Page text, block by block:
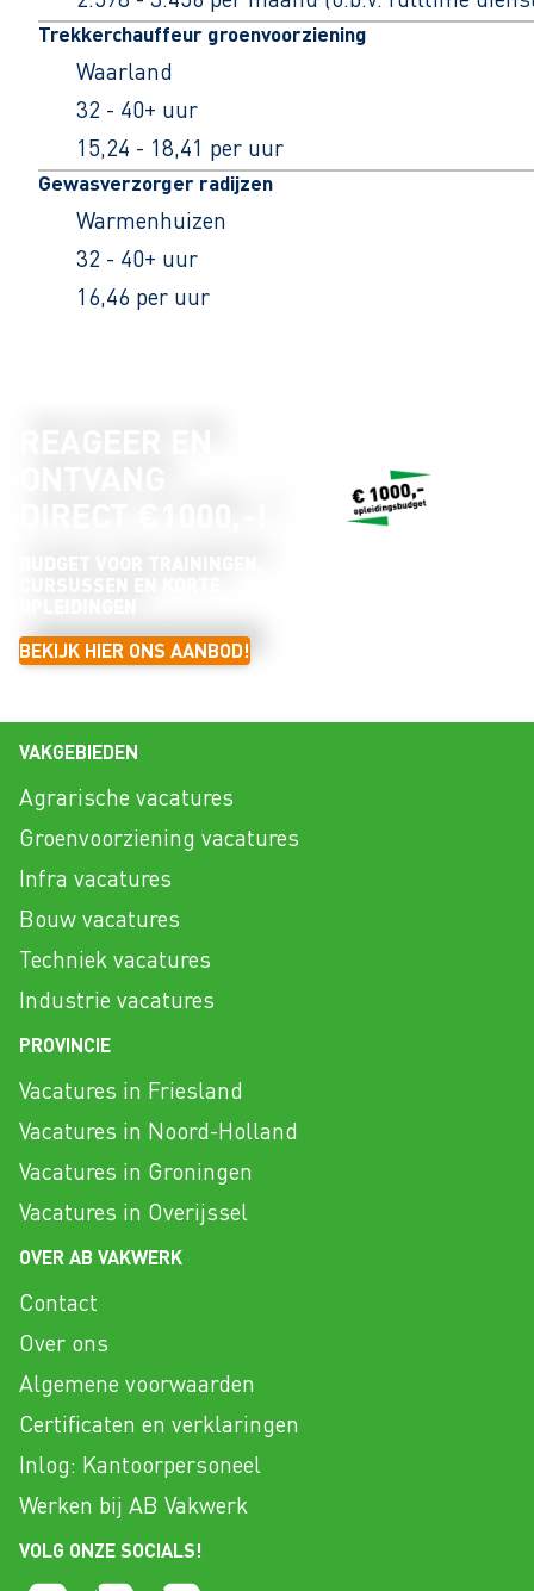
Trekkerchauffeur groenvoorziening
Waarland
32 - 40+ uur
15,24 - 18,41 per uur
Gewasverzorger radijzen
Warmenhuizen
32 - 40+ uur
16,46 per uur
BEKIJK HIER ONS AANBOD!
VAKGEBIEDEN
Agrarische vacatures
Groenvoorziening vacatures
Infra vacatures
Bouw vacatures
Techniek vacatures
Industrie vacatures
PROVINCIE
Vacatures in Friesland
Vacatures in Noord-Holland
Vacatures in Groningen
Vacatures in Overijssel
OVER AB VAKWERK
Contact
Over ons
Algemene voorwaarden
Certificaten en verklaringen
Inlog: Kantoorpersoneel
Werken bij AB Vakwerk
VOLG ONZE SOCIALS!